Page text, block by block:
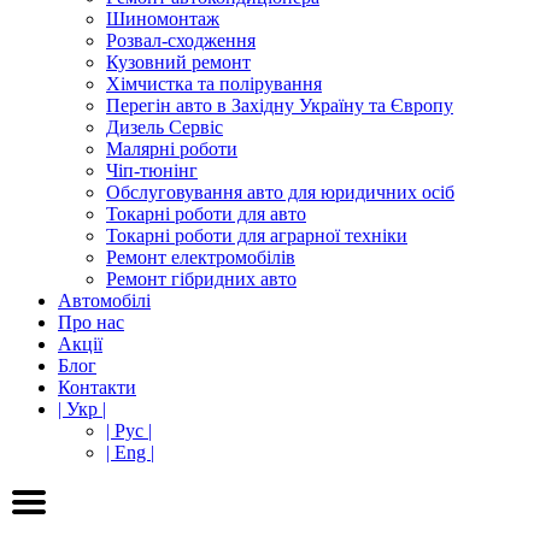
Шиномонтаж
Розвал-сходження
Кузовний ремонт
Хімчистка та полірування
Перегін авто в Західну Україну та Європу
Дизель Сервіс
Малярні роботи
Чіп-тюнінг
Обслуговування авто для юридичних осіб
Токарні роботи для авто
Токарні роботи для аграрної техніки
Ремонт електромобілів
Ремонт гібридних авто
Автомобілі
Про нас
Акції
Блог
Контакти
| Укр |
| Рус |
| Eng |